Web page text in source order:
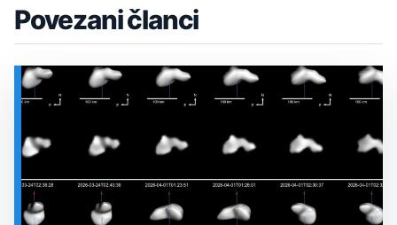
Povezani članci